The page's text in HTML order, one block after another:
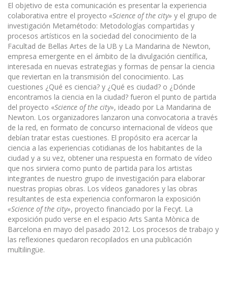
El objetivo de esta comunicación es presentar la experiencia
colaborativa entre el proyecto «Science of the city» y el grupo de
investigación Metamétodo: Metodologías compartidas y
procesos artísticos en la sociedad del conocimiento de la
Facultad de Bellas Artes de la UB y La Mandarina de Newton,
empresa emergente en el ámbito de la divulgación científica,
interesada en nuevas estrategias y formas de pensar la ciencia
que reviertan en la transmisión del conocimiento. Las
cuestiones ¿Qué es ciencia? y ¿Qué es ciudad? o ¿Dónde
encontramos la ciencia en la ciudad? fueron el punto de partida
del proyecto «Science of the city», ideado por La Mandarina de
Newton. Los organizadores lanzaron una convocatoria a través
de la red, en formato de concurso inter­nacional de vídeos que
debían tratar estas cuestiones. El propósito era acercar la
ciencia a las experi­encias cotidianas de los habitantes de la
ciudad y a su vez, obtener una respuesta en formato de vídeo
que nos sirviera como punto de partida para los artistas
integrantes de nuestro grupo de investigación para elaborar
nuestras propias obras. Los vídeos ganadores y las obras
resultantes de esta experiencia conformaron la exposición
«Science of the city», proyecto financiado por la Fecyt. La
exposición pudo verse en el espacio Arts Santa Mònica de
Barcelona en mayo del pasado 2012. Los procesos de trabajo y
las reflexiones quedaron recopilados en una publicación
multilingüe.